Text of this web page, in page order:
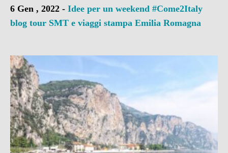
6 Gen , 2022 - Idee per un weekend #Come2Italy
blog tour SMT e viaggi stampa Emilia Romagna